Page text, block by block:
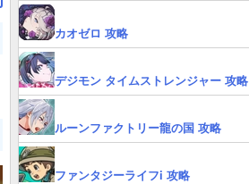
カオゼロ 攻略
デジモン タイムストレンジャー 攻略
ルーンファクトリー龍の国 攻略
ファンタジーライフi 攻略